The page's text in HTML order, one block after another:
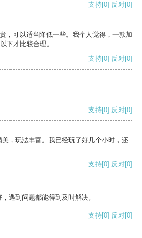
支持[0] 反对[0]
，可以适当降低一些。我个人觉得，一款加
下才比较合理。
支持[0] 反对[0]
支持[0] 反对[0]
，玩法丰富。我已经玩了好几个小时，还
支持[0] 反对[0]
遇到问题都能得到及时解决。
支持[0] 反对[0]